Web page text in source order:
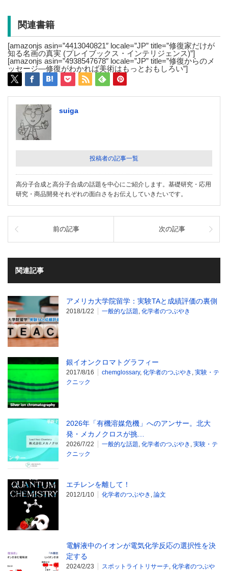
関連書籍
[amazonjs asin=”4413040821″ locale=”JP” title=”修復家だけが
知る名画の真実 (プレイブックス・インテリジェンス)”]
[amazonjs asin=”4938547678″ locale=”JP” title=”修復からのメ
ッセージ―修復がわかれば美術はもっとおもしろい”]
suiga
投稿者の記事一覧
高分子合成と高分子合成の話題を中心にご紹介します。基礎研究・応用
研究・商品開発それぞれの面白さをお伝えしていきたいです。
前の記事 次の記事
関連記事
アメリカ大学院留学：実験TAと成績評価の裏側
2018/1/22 一般的な話題, 化学者のつぶやき
銀イオンクロマトグラフィー
2017/8/16 chemglossary, 化学者のつぶやき , 実験・テ
クニック
2026年「有機溶媒危機」へのアンサー。北大
発・メカノクロスが挑…
2026/7/22 一般的な話題, 化学者のつぶやき , 実験・テ
クニック
エチレンを離して！
2012/1/10 化学者のつぶやき , 論文
電解液中のイオンが電気化学反応の選択性を決
定する
2024/2/23 スポットライトリサーチ, 化学者のつぶや